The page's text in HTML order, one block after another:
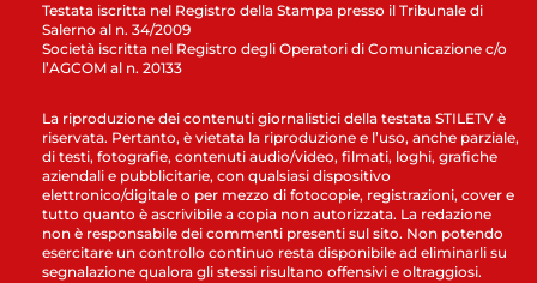
Testata iscritta nel Registro della Stampa presso il Tribunale di
Salerno al n. 34/2009
Società iscritta nel Registro degli Operatori di Comunicazione c/o
l’AGCOM al n. 20133
La riproduzione dei contenuti giornalistici della testata STILETV è
riservata. Pertanto, è vietata la riproduzione e l’uso, anche parziale,
di testi, fotografie, contenuti audio/video, filmati, loghi, grafiche
aziendali e pubblicitarie, con qualsiasi dispositivo
elettronico/digitale o per mezzo di fotocopie, registrazioni, cover e
tutto quanto è ascrivibile a copia non autorizzata. La redazione
non è responsabile dei commenti presenti sul sito. Non potendo
esercitare un controllo continuo resta disponibile ad eliminarli su
segnalazione qualora gli stessi risultano offensivi e oltraggiosi.